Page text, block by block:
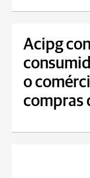
Acipg
o
compras